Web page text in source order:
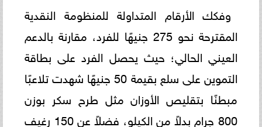
وفكك الأرقام المتداولة للمنظومة النقدية
المقترحة نحو 275 جنيهًا للفرد، مقارنة بالدعم
العيني الحالي؛ حيث يحصل الفرد على بطاقة
التموين على سلع بقيمة 50 جنيهًا شهدت تلاعبًا
مبطنًا بتقليص الأوزان مثل طرح سكر بوزن
800 جرام بدلاً من الكيلو، فضلاً عن 150 رغيف